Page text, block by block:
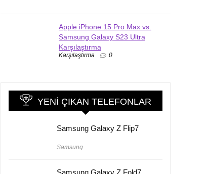
Apple iPhone 15 Pro Max vs.
Samsung Galaxy S23 Ultra
Karşılaştırma
Karşılaştırma 0
YENI ÇIKAN TELEFONLAR
Samsung Galaxy Z Flip7
Samsung
Samsung Galaxy Z Fold7